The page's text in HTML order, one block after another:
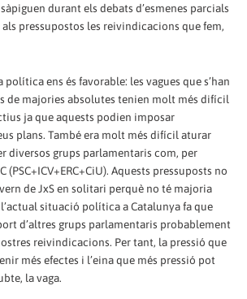
durant els debats d’esmenes parcials
als pressupostos les reivindicacions que fem,
ens és favorable: les vagues que s’han
de majories absolutes tenien molt més difícil
ja que aquests podien imposar
plans. També era molt més difícil aturar
diversos grups parlamentaris com, per
(PSC+ICV+ERC+CiU). Aquests pressuposts no
de JxS en solitari perquè no té majoria
situació política a Catalunya fa que
d’altres grups parlamentaris probablement
reivindicacions. Per tant, la pressió que
més efectes i l’eina que més pressió pot
la vaga.